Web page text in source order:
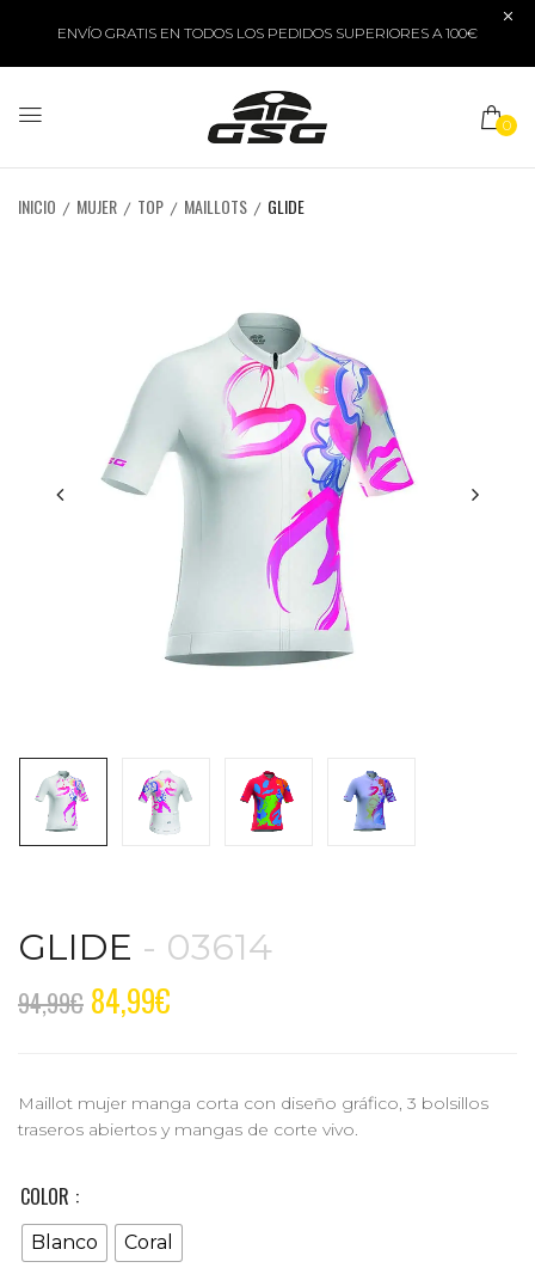
ENVÍO GRATIS EN TODOS LOS PEDIDOS SUPERIORES A 100€
0
INICIO MUJER TOP MAILLOTS GLIDE
GLIDE - 03614
94,99€ 84,99€
Maillot mujer manga corta con diseño gráfico, 3 bolsillos
traseros abiertos y mangas de corte vivo.
COLOR
Blanco Coral